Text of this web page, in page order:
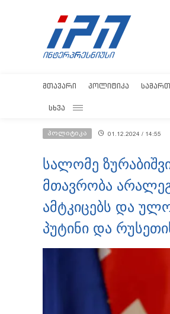
ᲛᲗᲐᲕᲐᲠᲘ ᲞᲝᲚᲘᲢᲘᲙᲐ
ᲡᲮᲕᲐ
პოლიტიკა 01.12.2024 / 14:55
სალომე
მთავრობა
ამტკიცებს და
პუტინი და